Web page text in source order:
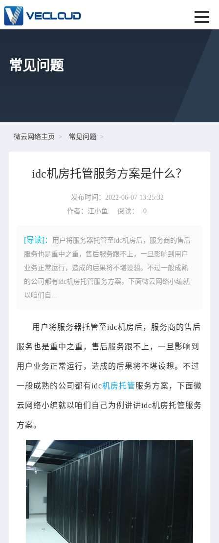
常见问题
微云网络主页 常见问题
idc机房托管服务方案是什么？
发布时间：2022-06-07 13:25:32
作者：江小鱼
阅读： 0
[导读]：
用户将服务器托管至idc机房后，服务商的售后
服务也是重中之重，售后服务跟不上，一旦影响到用户
业务正常运行，造成的后果将不堪设想。不过一般成熟
的公司都有idc机房托管服务方案，下面微云网络小编就
以咱们自...
用户将服务器托管至idc机房后，服务商的售后
服务也是重中之重，售后服务跟不上，一旦影响到
用户业务正常运行，造成的后果将不堪设想。不过
一般成熟的公司都有idc机房托管服务方案，下面微
云网络小编就以咱们自己为例讲讲idc机房托管服务
方案。